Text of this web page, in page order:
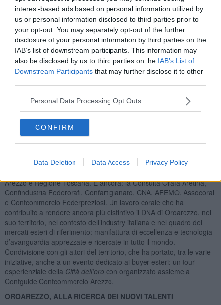
interest-based ads based on personal information utilized by
us or personal information disclosed to third parties prior to
your opt-out. You may separately opt-out of the further
disclosure of your personal information by third parties on the
IAB’s list of downstream participants. This information may
also be disclosed by us to third parties on the IAB’s List of
Downstream Participants that may further disclose it to other
Personal Data Processing Opt Outs
CONFIRM
Data Deletion Data Access Privacy Policy
OROAREZZO, I CINQUE CAPISALDI DELL’EVOLUZIONE
L’edizione 2023 è stata caratterizzata da cinque capisaldi del
cambiamento. Oroarezzo si è caratterizzata anzitutto con un nuovo
posizionamento sul calendario degli appuntamenti per il business
orafo-gioielliero, ha dato più spazio alla produzione orafa e
gioielliera e al segmento delle tecnologie, i visitatori hanno trovato
un nuovo layout che ha facilitato l’esperienza tra diversi settori
espositivi, un grande investimento sul contingente di buyer tutti
programma di contenuti in crescita e il coinvolgimento delle giovani
generazioni con la nuova categoria “Talents” del concorso
Première firmato Beppe Angiolini.
UN PERCORSO CONDIVISO CON GLI STAKEHOLDER
stakeholder locali: dalla Camera di Commercio di Arezzo-Siena, ad
Arezzo e Regione Toscana. E ancora: la Consulta Orafa Aretina,
Confindustria Federorafi, Confartigianato, CNA, AFEMO, Assocoral
e Confcommercio Federpreziosi. Un lavoro corale che ha
contribuito a rendere ancora più distintivo il DNA di Oroarezzo, nel
suo territorio, nel contesto dell’industry italiana e nel quadro dei
mercati esteri di riferimento: manifattura di eccellenza e tecnologia
d’avanguardia apprezzate e ricercate in tutto il mondo.
Condivisione con gli attori del territorio, che ha portato, tra le varie
iniziative, anche a un evento dedicato ai buyer esteri: un tour
esperienziale della Città dell’oro con organizzato assieme a
Confguide Confcommercio Arezzo.
OROAREZZO, ALLA RICERCA DEI NUOVI TALENTI